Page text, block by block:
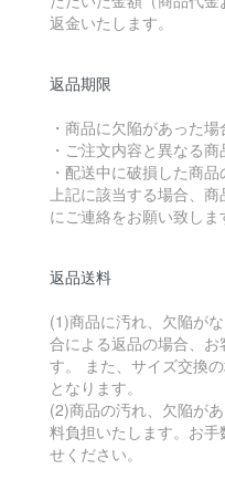
返金いたします。
返品期限
・商品に欠陥があった場
・ご注文内容と異なる
・配送中に破損した商品
上記に該当する場合、
にご連絡をお願い致しま
返品送料
(1)商品に汚れ、欠陥が
合による返品の場合、お
す。 また、サイズ交換
となります。
(2)商品の汚れ、欠陥が
料負担いたします。お
せください。